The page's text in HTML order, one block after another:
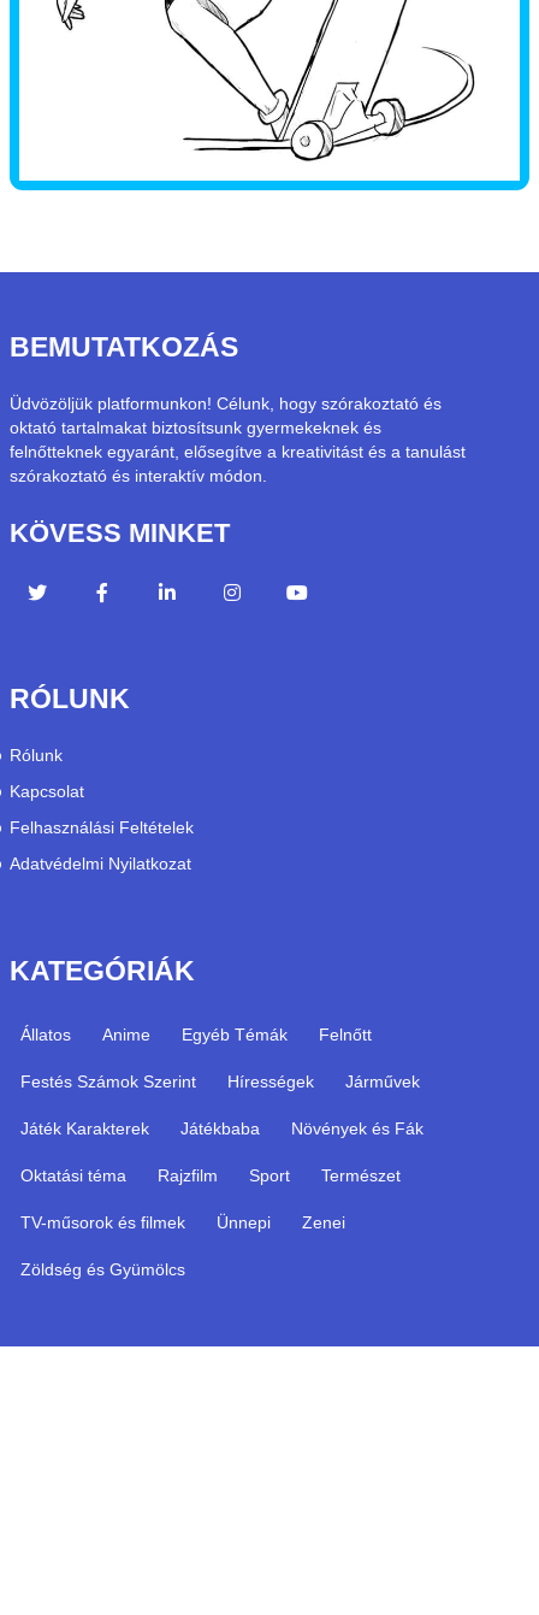
BEMUTATKOZÁS
Üdvözöljük platformunkon! Célunk, hogy szórakoztató és
oktató tartalmakat biztosítsunk gyermekeknek és
felnőtteknek egyaránt, elősegítve a kreativitást és a tanulást
szórakoztató és interaktív módon.
KÖVESS MINKET
RÓLUNK
Rólunk
Kapcsolat
Felhasználási Feltételek
Adatvédelmi Nyilatkozat
KATEGÓRIÁK
Állatos Anime Egyéb Témák Felnőtt
Festés Számok Szerint Hírességek Járművek
Játék Karakterek Játékbaba Növények és Fák
Oktatási téma Rajzfilm Sport Természet
TV-műsorok és filmek Ünnepi Zenei
Zöldség és Gyümölcs